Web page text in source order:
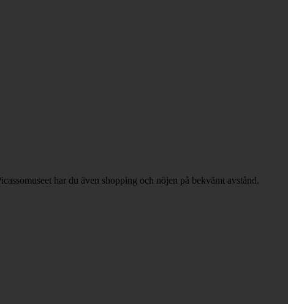
har du även shopping och nöjen på bekvämt avstånd.